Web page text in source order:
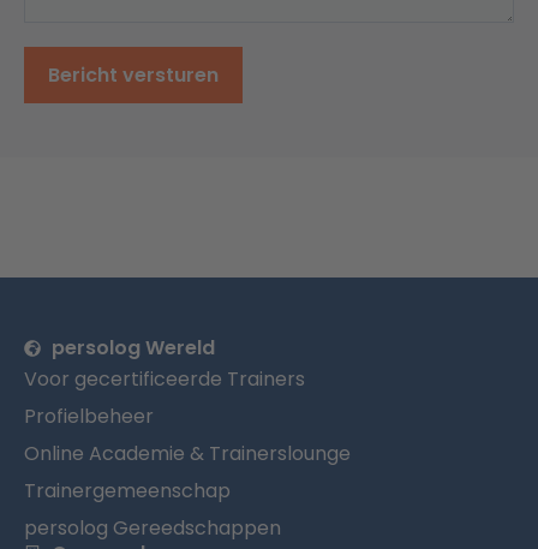
Bericht versturen
persolog Wereld
Voor gecertificeerde Trainers
Profielbeheer
Online Academie & Trainerslounge
Trainergemeenschap
persolog Gereedschappen